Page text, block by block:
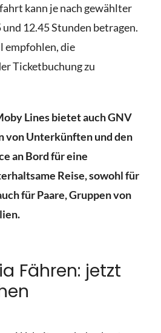
kann je nach gewählter
12.45 Stunden betragen.
empfohlen, die
Ticketbuchung zu
Lines bietet auch GNV
von Unterkünften und den
an Bord für eine
Reise, sowohl für
für Paare, Gruppen von
Fähren: jetzt